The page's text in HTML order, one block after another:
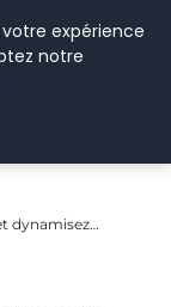
dynamisez…
expérience
notre